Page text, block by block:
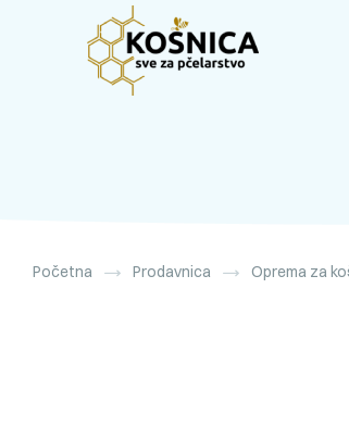
Početna Prodavnica Oprema za